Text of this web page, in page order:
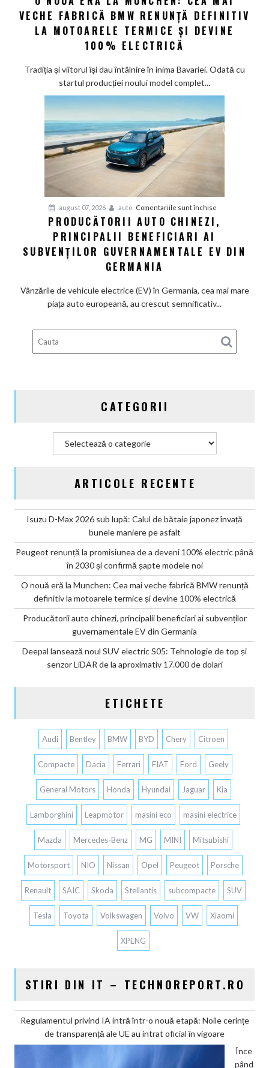
noi
nouă
eră
Cea
BMW
renunță
și
100%
VECHE FABRICĂ BMW RENUNȚĂ DEFINITIV
LA MOTOARELE TERMICE ȘI DEVINE
100% ELECTRICĂ
Tradiția și viitorul își dau întâlnire în inima Bavariei. Odată cu
startul producției noului model complet...
august 07, 2026 auto Comentariile sunt închise
chinezi,
din
Germania
PRODUCĂTORII AUTO CHINEZI,
PRINCIPALII BENEFICIARI AI
SUBVENȚILOR GUVERNAMENTALE EV DIN
GERMANIA
Vânzările de vehicule electrice (EV) în Germania, cea mai mare
piața auto europeană, au crescut semnificativ...
CATEGORII
ARTICOLE RECENTE
Isuzu D-Max 2026 sub lupă: Calul de bătaie japonez învață
bunele maniere pe asfalt
Peugeot renunță la promisiunea de a deveni 100% electric până
în 2030 și confirmă șapte modele noi
O nouă eră la Munchen: Cea mai veche fabrică BMW renunță
definitiv la motoarele termice și devine 100% electrică
Producătorii auto chinezi, principalii beneficiari ai subvenților
guvernamentale EV din Germania
Deepal lansează noul SUV electric S05: Tehnologie de top și
senzor LiDAR de la aproximativ 17.000 de dolari
ETICHETE
Audi Bentley BMW BYD Chery Citroen
Compacte Dacia Ferrari FIAT Ford Geely
General Motors Honda Hyundai Jaguar Kia
Lamborghini Leapmotor masini eco masini electrice
Mazda Mercedes-Benz MG MINI Mitsubishi
Motorsport NIO Nissan Opel Peugeot Porsche
Renault SAIC Skoda Stellantis subcompacte SUV
Tesla Toyota Volkswagen Volvo VW Xiaomi
XPENG
STIRI DIN IT – TECHNOREPORT.RO
Regulamentul privind IA intră într-o nouă etapă: Noile cerințe
de transparență ale UE au intrat oficial în vigoare
Înce
pând